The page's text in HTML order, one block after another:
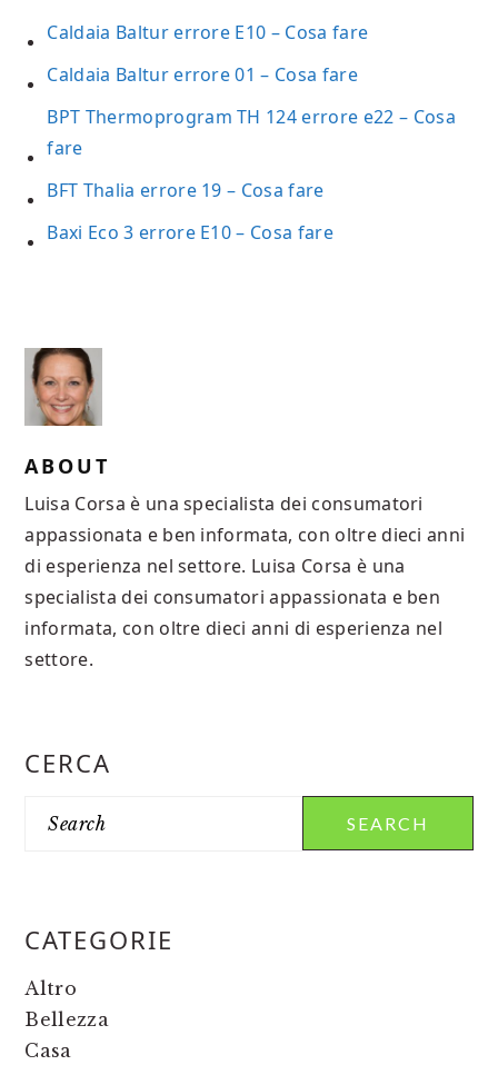
Caldaia Baltur errore E10​ – Cosa fare
Caldaia Baltur errore 01​ – Cosa fare
BPT Thermoprogram TH 124 errore e22​ – Cosa
fare
BFT Thalia errore 19​ – Cosa fare
Baxi Eco 3 errore E10​ – Cosa fare
ABOUT
Luisa Corsa è una specialista dei consumatori
appassionata e ben informata, con oltre dieci anni
di esperienza nel settore. Luisa Corsa è una
specialista dei consumatori appassionata e ben
informata, con oltre dieci anni di esperienza nel
settore.
CERCA
Search
CATEGORIE
Altro
Bellezza
Casa